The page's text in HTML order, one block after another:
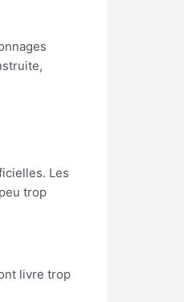
Les
trop
livre trop